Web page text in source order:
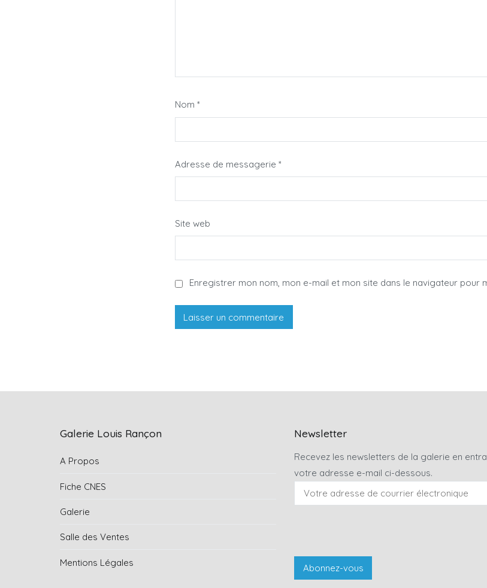
Nom *
Adresse de messagerie *
Site web
Enregistrer mon nom, mon e-mail et mon site dans le navigateur pour
Galerie Louis Rançon
A Propos
Fiche CNES
Galerie
Salle des Ventes
Mentions Légales
Newsletter
Recevez les newsletters de la galerie en
votre adresse e-mail ci-dessous.